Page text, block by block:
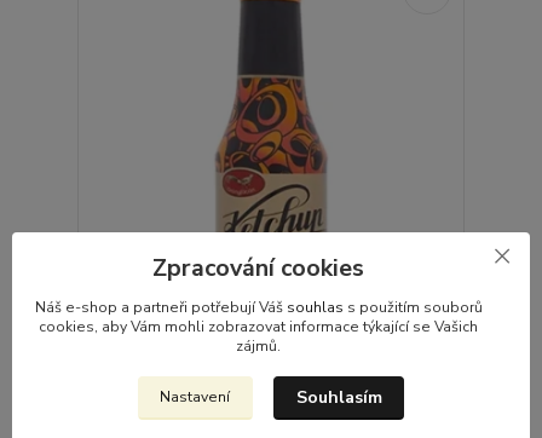
Gurmánský kečup 540g
bez DPH Skladem 4 ks
Přidat do košíku
Zpracování cookies
Náš e-shop a partneři potřebují Váš souhlas s použitím souborů
cookies, aby Vám mohli zobrazovat informace týkající se Vašich
zájmů.
Nastavení Souhlasím